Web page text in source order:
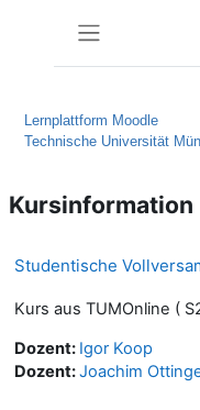
Lernplattform Moodle
Technische Universität
Kursinformation
Studentische
Kurs aus TUMOnline (
Dozent: Igor Koop
Dozent:Joachim